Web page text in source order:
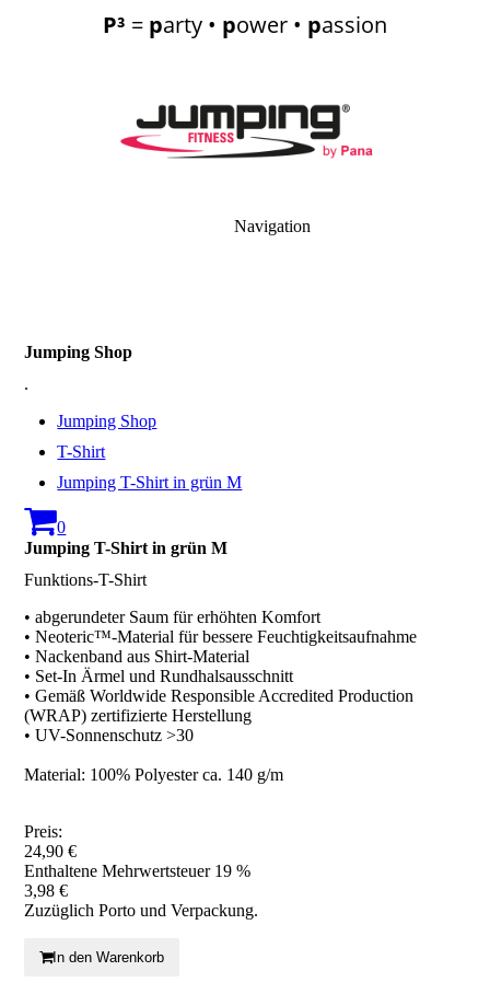
P³ = party • power • passion
Navigation
Jumping Shop
.
Jumping Shop
T-Shirt
Jumping T-Shirt in grün M
0
Jumping T-Shirt in grün M
Funktions-T-Shirt
• abgerundeter Saum für erhöhten Komfort
• Neoteric™-Material für bessere Feuchtigkeitsaufnahme
• Nackenband aus Shirt-Material
• Set-In Ärmel und Rundhalsausschnitt
• Gemäß Worldwide Responsible Accredited Production
(WRAP) zertifizierte Herstellung
• UV-Sonnenschutz >30
Material: 100% Polyester ca. 140 g/m
Preis:
24,90 €
Enthaltene Mehrwertsteuer 19 %
3,98 €
Zuzüglich Porto und Verpackung.
In den Warenkorb